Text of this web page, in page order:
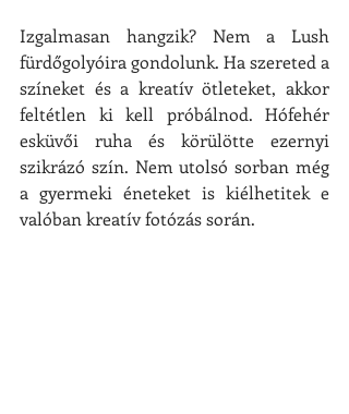
Izgalmasan hangzik? Nem a Lush
fürdőgolyóira gondolunk. Ha szereted a
színeket és a kreatív ötleteket, akkor
feltétlen ki kell próbálnod. Hófehér
esküvői ruha és körülötte ezernyi
szikrázó szín. Nem utolsó sorban még
a gyermeki éneteket is kiélhetitek e
valóban kreatív fotózás során.